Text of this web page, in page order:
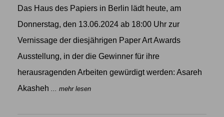
Das Haus des Papiers in Berlin lädt heute, am
Donnerstag, den 13.06.2024 ab 18:00 Uhr zur
Vernissage der diesjährigen Paper Art Awards
Ausstellung, in der die Gewinner für ihre
herausragenden Arbeiten gewürdigt werden: Asareh
Akasheh ... mehr lesen